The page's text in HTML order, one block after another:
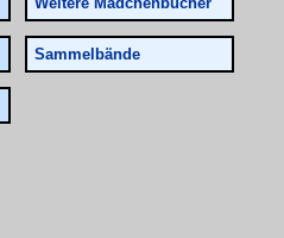
Sammelbände